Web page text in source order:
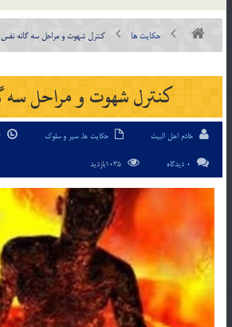
حکایت ها کنترل شهوت و مراحل سه گانه نفس
کنترل شهوت و مراحل سه
خادم اهل البیت حکایت ها,سیر و سلوک
0 دیدگاه